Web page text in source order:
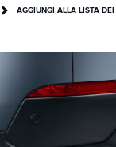
AGGIUNGI ALLA LISTA DEI